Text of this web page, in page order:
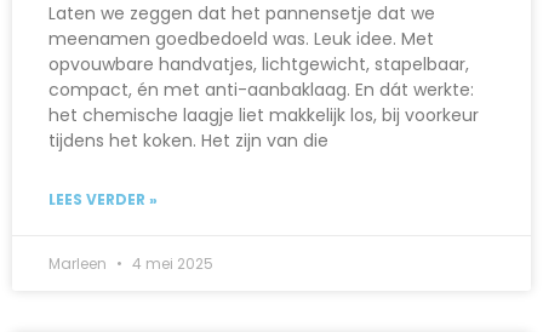
Laten we zeggen dat het pannensetje dat we
meenamen goedbedoeld was. Leuk idee. Met
opvouwbare handvatjes, lichtgewicht, stapelbaar,
compact, én met anti-aanbaklaag. En dát werkte:
het chemische laagje liet makkelijk los, bij voorkeur
tijdens het koken. Het zijn van die
LEES VERDER »
Marleen 4 mei 2025